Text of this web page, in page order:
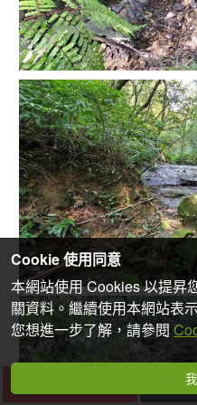
Cookie 使用同意
本網站使用 Cookies 以提昇
關資料。繼續使用本網站表
您想進一步了解，請參閱